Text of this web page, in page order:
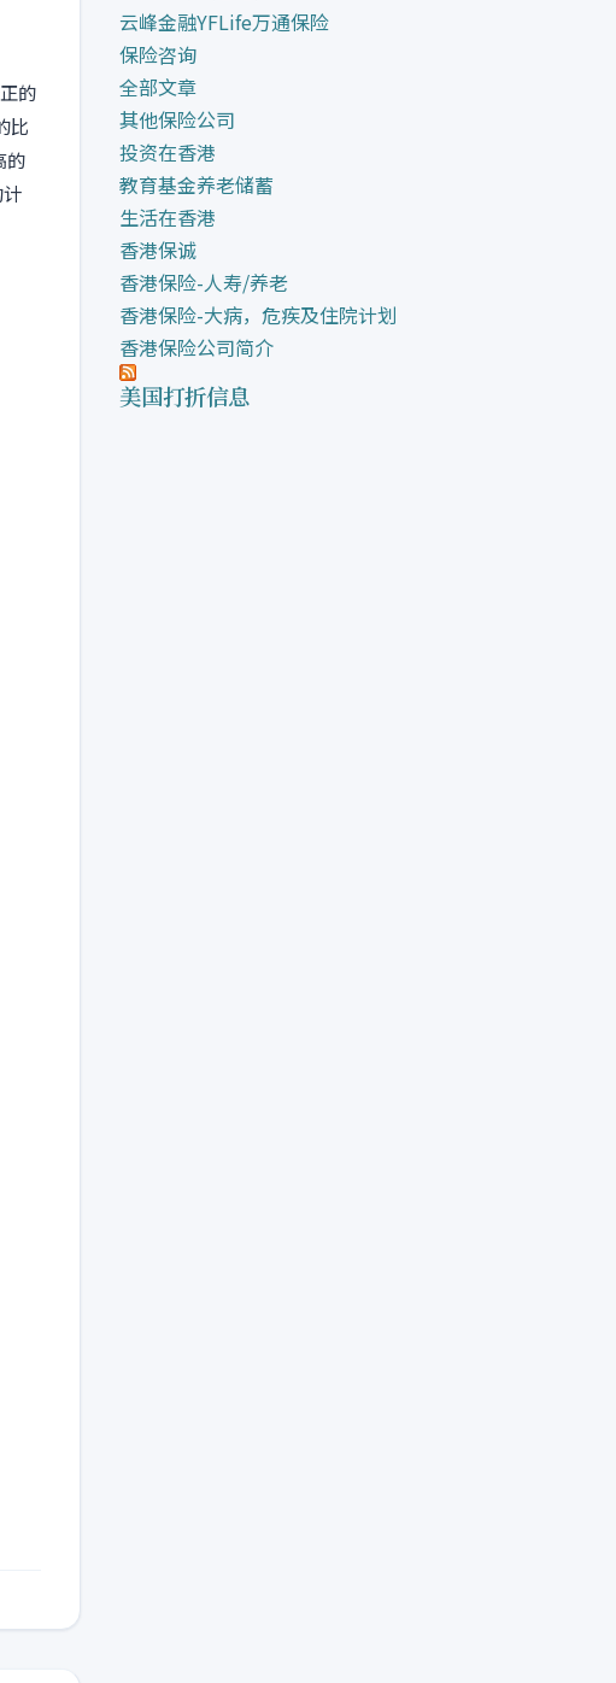
的
比
的
云峰金融YFLife万通保险
保险咨询
全部文章
其他保险公司
投资在香港
教育基金养老储蓄
生活在香港
香港保诚
香港保险-人寿/养老
香港保险-大病，危疾及住院计划
香港保险公司简介
美国打折信息